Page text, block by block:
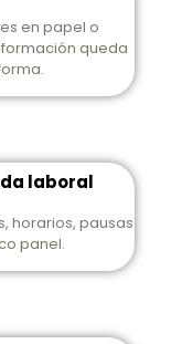
en papel o
queda
laboral
horarios, pausas
panel.